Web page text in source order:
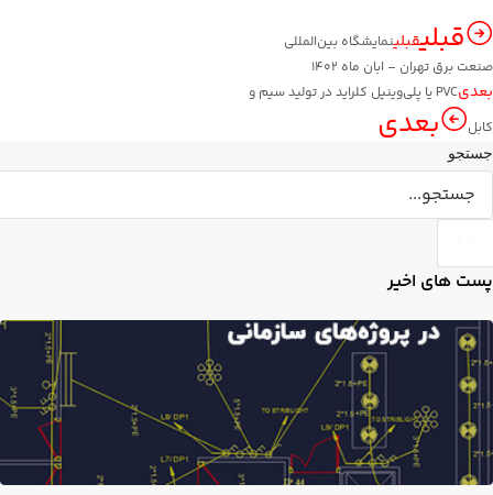
قبلیقبلینمایشگاه بین‌المللی
صنعت برق تهران – ابان ماه 1402
بعدی
PVC یا پلی‌وینیل کلراید در تولید سیم و
کابل
بعدی
جستجو
پست های اخیر